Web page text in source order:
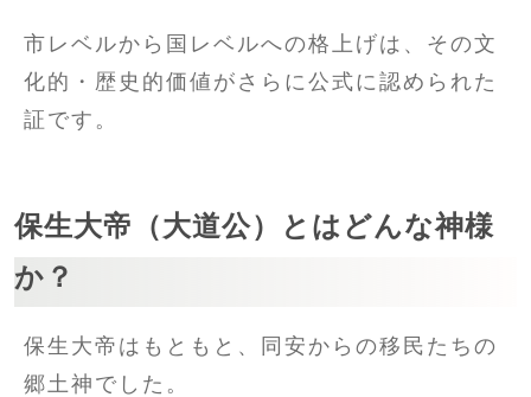
市レベルから国レベルへの格上げは、その文
化的・歴史的価値がさらに公式に認められた
証です。
保生大帝（大道公）とはどんな神様
か？
保生大帝はもともと、同安からの移民たちの
郷土神でした。